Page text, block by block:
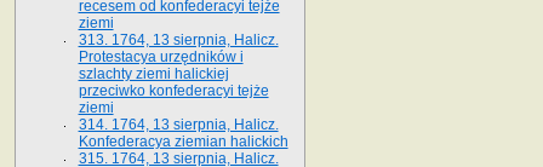
recesem od konfederacyi tejże
ziemi
313. 1764, 13 sierpnia, Halicz.
Protestacya urzędników i
szlachty ziemi halickiej
przeciwko konfederacyi tejże
ziemi
314. 1764, 13 sierpnia, Halicz.
Konfederacya ziemian halickich
315. 1764, 13 sierpnia, Halicz.